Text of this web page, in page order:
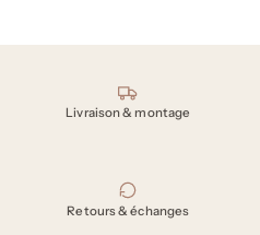
Nos engagements
Livraison & montage
Retours & échanges